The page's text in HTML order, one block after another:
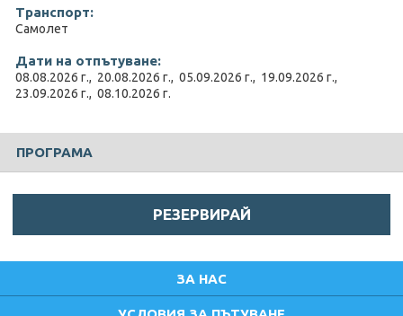
Транспорт:
Самолет
Дати на отпътуване:
08.08.2026 г., 20.08.2026 г., 05.09.2026 г., 19.09.2026 г.,
23.09.2026 г., 08.10.2026 г.
ПРОГРАМА
РЕЗЕРВИРАЙ
ЗА НАС